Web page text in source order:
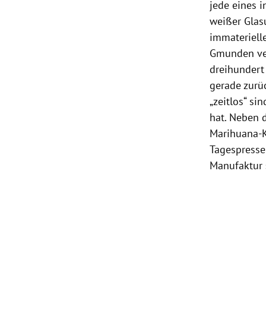
jede eines
weißer
Gmunden
gerade
„zeitlos“
hat. Neben
Manufaktur